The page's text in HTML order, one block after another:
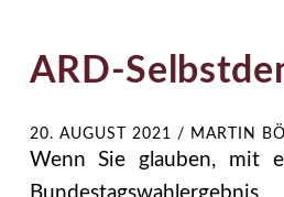
ARD-
20. AUGUST 2021 / MARTIN
Wenn Sie glauben, mit